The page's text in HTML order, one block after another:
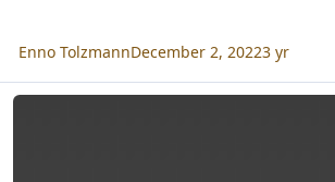
Enno TolzmannDecember 2, 20223 yr
Besetzungsplanung mit Einsatzmöglichkeiten